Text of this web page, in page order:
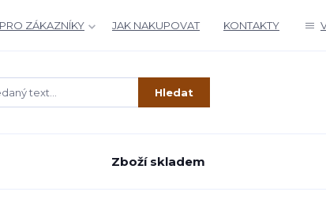
ZÁKAZNÍKY JAK NAKUPOVAT KONTAKTY
Hledat
Zboží skladem